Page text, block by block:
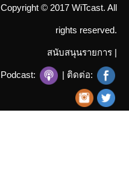
Copyright © 2017 WiTcast. All
rights reserved.
สนับสนุนรายการ |
Podcast: | ติดต่อ: